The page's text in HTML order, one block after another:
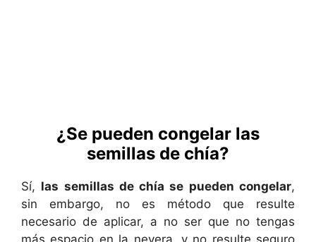
¿Se pueden congelar las
semillas de chía?
Sí, las semillas de chía se pueden congelar,
sin embargo, no es método que resulte
necesario de aplicar, a no ser que no tengas
más espacio en la nevera, y no resulte seguro